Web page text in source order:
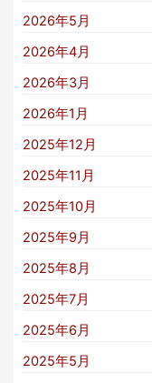
2026年5月
2026年4月
2026年3月
2026年1月
2025年12月
2025年11月
2025年10月
2025年9月
2025年8月
2025年7月
2025年6月
2025年5月